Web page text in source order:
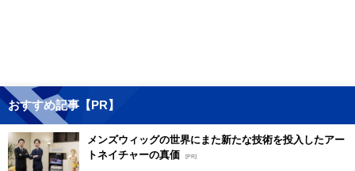
おすすめ記事【PR】
メンズウィッグの世界にまた新たな技術を投入したアー
トネイチャーの真価 [PR]